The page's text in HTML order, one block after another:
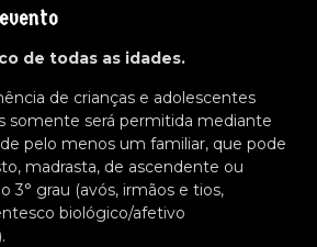
de todas as idades.
de crianças e adolescentes
somente será permitida mediante
pelo menos um familiar, que pode
madrasta, de ascendente ou
3° grau (avós, irmãos e tios,
biológico/afetivo